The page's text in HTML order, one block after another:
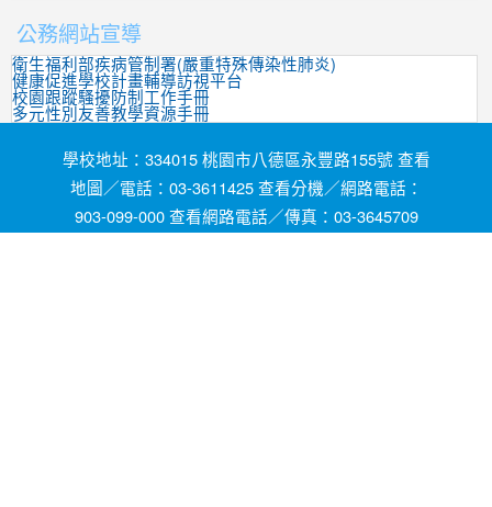
公務網站宣導
衛生福利部疾病管制署(嚴重特殊傳染性肺炎)
健康促進學校計畫輔導訪視平台
校園跟蹤騷擾防制工作手冊
多元性別友善教學資源手冊
學校地址：334015 桃園市八德區永豐路155號 查看
地圖／電話：03-3611425 查看分機／網路電話：
903-099-000 查看網路電話／傳真：03-3645709